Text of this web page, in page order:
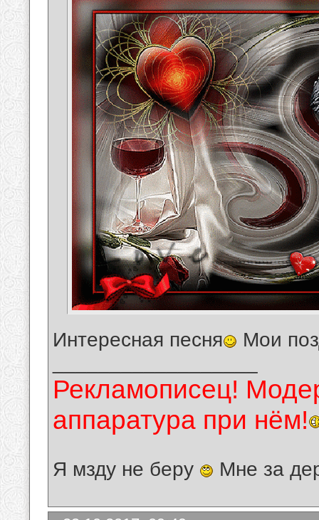
Интересная песня
Мои
Рекламописец!
аппаратура при нём!
Я мзду не беру Мне за